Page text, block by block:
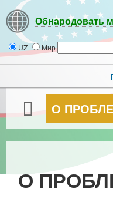
Обнародовать
UZ Мир
О
О